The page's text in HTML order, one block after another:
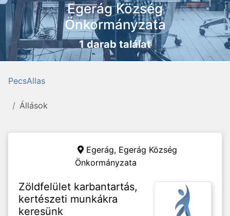
Egerág Község
Önkormányzata
1 darab találat
PecsAllas
Állások
Egerág, Egerág Község
Önkormányzata
Zöldfelület karbantartás,
kertészeti munkákra
keresünk